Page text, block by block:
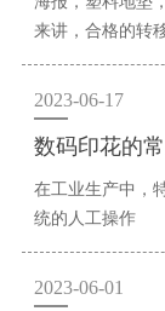
来讲，合格的转
2023-06-17
数码印花的
在工业生产中，
统的人工操作
2023-06-01